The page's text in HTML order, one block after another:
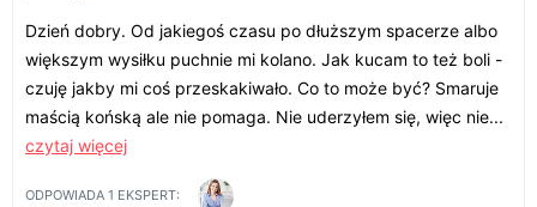
Dzień dobry. Od jakiegoś czasu po dłuższym spacerze albo
większym wysiłku puchnie mi kolano. Jak kucam to też boli -
czuję jakby mi coś przeskakiwało. Co to może być? Smaruje
maścią końską ale nie pomaga. Nie uderzyłem się, więc nie...
czytaj więcej
ODPOWIADA 1 EKSPERT: